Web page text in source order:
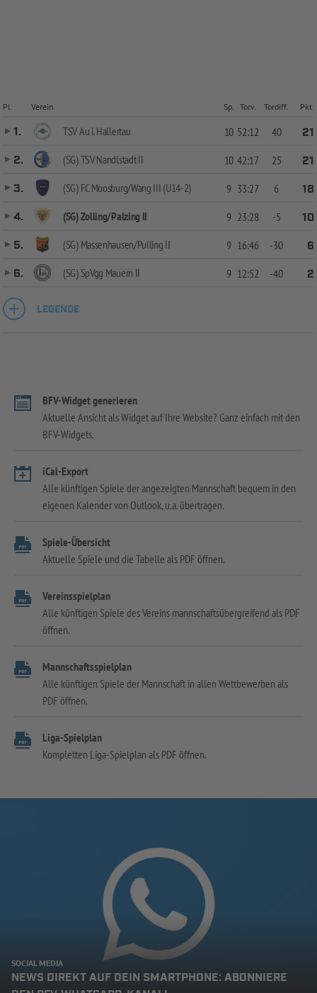
Pl. Verein Sp. Torv. Tordiff. Pkt.
1. TSV Au i. Hallertau 10 52:12 40
21
2.
(SG) TSV Nandlstadt II 10 42:17 25
21
3.
(SG) FC Moosburg/Wang III (U14-2) 9 33:27 6
18
4.
(SG) Zolling/Palzing II 9 23:28 -5
10
5.
(SG) Massenhausen/Pulling II 9 16:46 -30
6
6.
(SG) SpVgg Mauern II 9 12:52 -40 2
LEGENDE
BFV-Widget generieren
Aktuelle Ansicht als Widget auf Ihre Website? Ganz einfach mit den
BFV-Widgets.
iCal-Export
Alle künftigen Spiele der angezeigten Mannschaft bequem in den
eigenen Kalender von Outlook, u.a. übertragen.
Spiele-Übersicht
Aktuelle Spiele und die Tabelle als PDF öffnen.
Vereinsspielplan
Alle künftigen Spiele des Vereins mannschaftsübergreifend als PDF
öffnen.
Mannschaftsspielplan
Alle künftigen Spiele der Mannschaft in allen Wettbewerben als
PDF öffnen.
Liga-Spielplan
Kompletten Liga-Spielplan als PDF öffnen.
SOCIAL MEDIA
NEWS DIREKT AUF DEIN SMARTPHONE: ABONNIERE